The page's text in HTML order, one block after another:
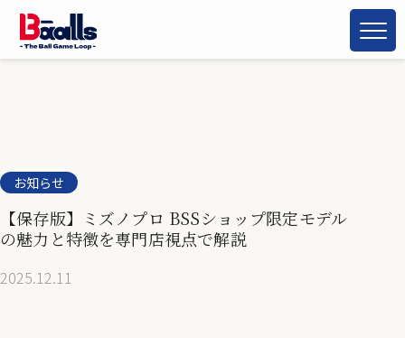
お知らせ
【保存版】ミズノプロ BSSショップ限定モデル
の魅力と特徴を専門店視点で解説
2025.12.11